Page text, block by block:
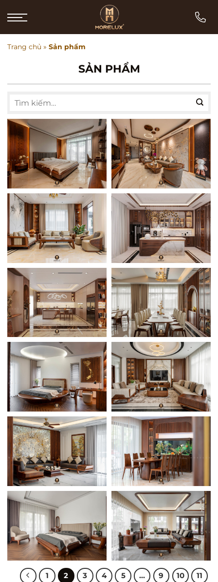
qua
dung
Trang chủ » Sản phẩm
SẢN PHẨM
kiếm:
GIƯỜNG NGỦ GỖ ÓC
CHÓ GN21
SOFA GỖ ÓC CHÓ
SF16
BÀN GHẾ GỖ ÓC
CHÓ SF15
TỦ BẾP GỖ ÓC CHÓ
TB13
TỦ BẾP GỖ ÓC CHÓ
TB12
BÀN GHẾ ĂN GỖ ÓC
CHÓ KẾT HỢP DA
BÒ Ý BA16
GIƯỜNG NGỦ GỖ ÓC
CHÓ GN20
SOFA GỖ ÓC CHÓ
SOFA GỖ ÓC CHÓ
SF13
BÀN ĂN GỖ ÓC CHÓ
BA15
1 2 3 4 5 … 9 10 11